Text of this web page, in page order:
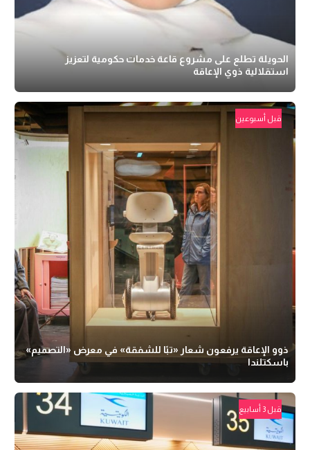
الحويلة تطلع على مشروع قاعة خدمات حكومية لتعزيز
استقلالية ذوي الإعاقة
قبل أسبوعين
ذوو الإعاقة يرفعون شعار «تبًا للشفقة» في معرض «التصميم»
باسكتلندا
قبل 3 أسابيع